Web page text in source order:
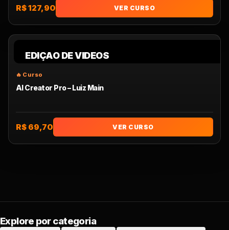
R$ 127,90 VER CURSO
EDIÇAO DE VIDEOS
AI Creator Pro – Luiz Main
R$ 69,70 VER CURSO
Explore por categoria